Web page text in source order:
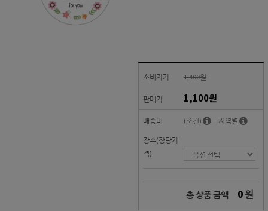
소비자가 1,400원
판매가 1,100원
배송비 (조건) 지역별
장수(장당가
격)
총 상품 금액 0 원